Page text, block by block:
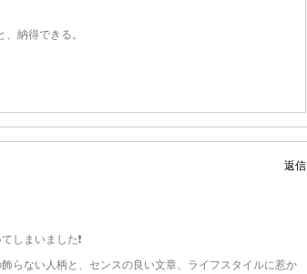
納得できる。
返信
しまいました❗
らない人柄と、センスの良い文章、ライフスタイルに惹か